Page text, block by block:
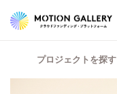
プロジェクトを探す